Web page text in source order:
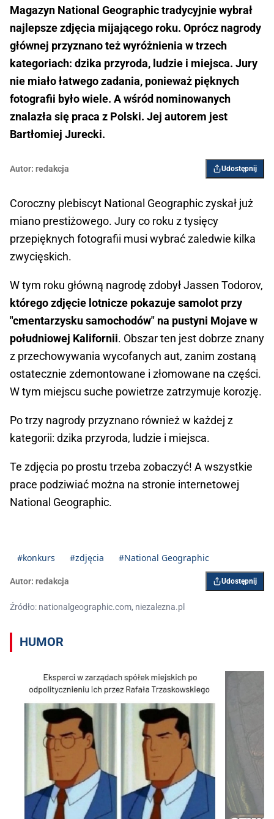
Magazyn National Geographic tradycyjnie wybrał
najlepsze zdjęcia mijającego roku. Oprócz nagrody
głównej przyznano też wyróżnienia w trzech
kategoriach: dzika przyroda, ludzie i miejsca. Jury
nie miało łatwego zadania, ponieważ pięknych
fotografii było wiele. A wśród nominowanych
znalazła się praca z Polski. Jej autorem jest
Bartłomiej Jurecki.
Autor: redakcja Udostępnij
Coroczny plebiscyt National Geographic zyskał już
miano prestiżowego. Jury co roku z tysięcy
przepięknych fotografii musi wybrać zaledwie kilka
zwycięskich.
W tym roku główną nagrodę zdobył Jassen Todorov,
którego zdjęcie lotnicze pokazuje samolot przy
"cmentarzysku samochodów" na pustyni Mojave w
południowej Kalifornii. Obszar ten jest dobrze znany
z przechowywania wycofanych aut, zanim zostaną
ostatecznie zdemontowane i złomowane na części.
W tym miejscu suche powietrze zatrzymuje korozję.
Po trzy nagrody przyznano również w każdej z
kategorii: dzika przyroda, ludzie i miejsca.
Te zdjęcia po prostu trzeba zobaczyć! A wszystkie
prace podziwiać można na stronie internetowej
National Geographic.
#konkurs #zdjęcia #National Geographic
Autor: redakcja Udostępnij
Źródło: nationalgeographic.com, niezalezna.pl
HUMOR